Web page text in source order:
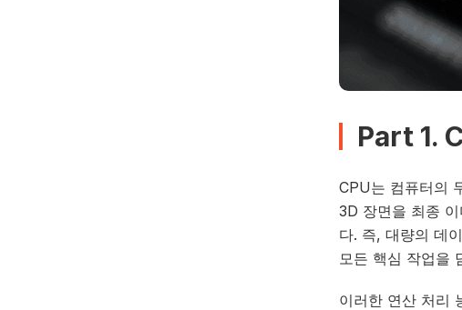
Part 1.
CPU는 컴퓨터의
3D 장면을 최종
다. 즉, 대량의 데
모든 핵심 작업을
이러한 연산 처리